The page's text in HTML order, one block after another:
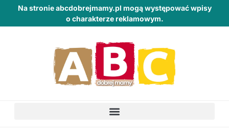
Na stronie abcdobrejmamy.pl mogą występować wpisy
o charakterze reklamowym.